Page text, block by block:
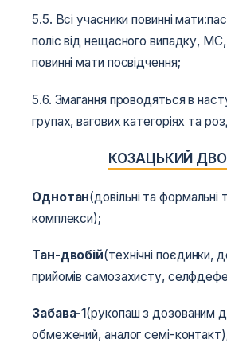
5.5. Всі учасники повинні
поліс від нещасного випадку,
повинні мати посвідчення;
5.6. Змагання проводяться в
групах, вагових категоріях та
КОЗАЦЬКИЙ
Однотан(довільні та формальні
комплекси);
Тан-двобій(технічні поєдинки,
прийомів самозахисту,
Забава-1(рукопаш з дозованим
обмежений, аналог семі-контакт)